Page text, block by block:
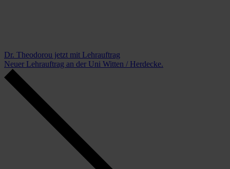
Dr. Theodorou jetzt mit Lehrauftrag
Neuer Lehrauftrag an der Uni Witten / Herdecke.